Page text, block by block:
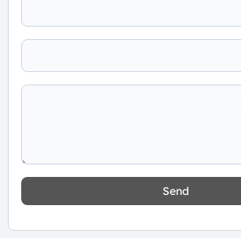
Send